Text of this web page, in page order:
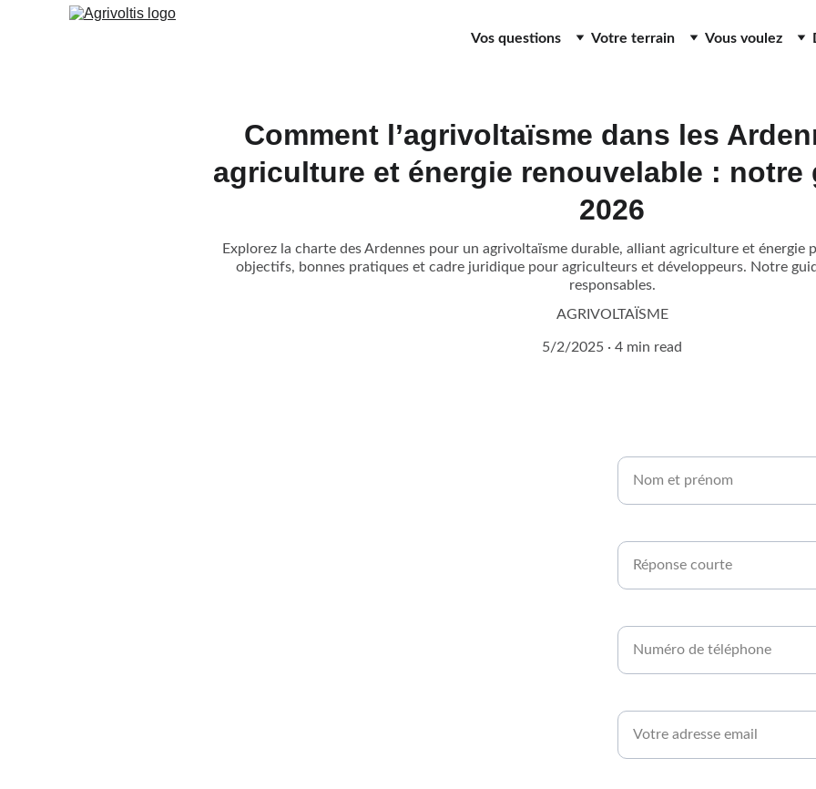
Vos questions Votre terrain Vous voulez
Comment l’agrivoltaïsme dans les
agriculture et énergie renouvelable : notre
2026
Explorez la charte des Ardennes pour un agrivoltaïsme durable, alliant agriculture et énergie
objectifs, bonnes pratiques et cadre juridique pour agriculteurs et développeurs. Notre
responsables.
AGRIVOLTAÏSME
5/2/2025 4 min read